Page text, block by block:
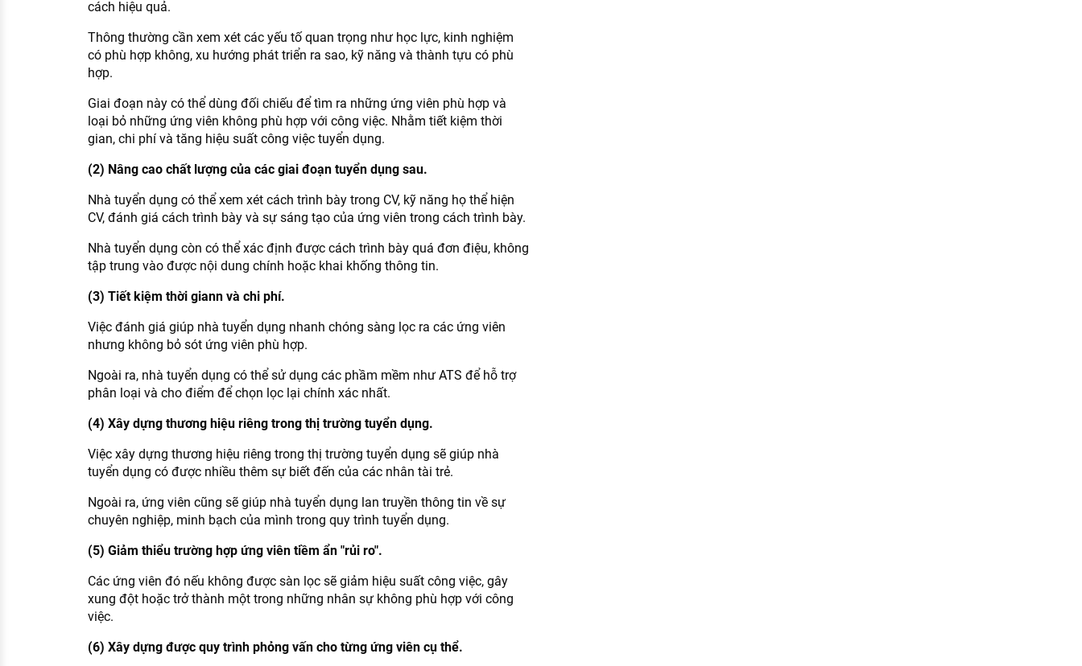
cách hiệu quả.
Thông thường cần xem xét các yếu tố quan trọng như học lực, kinh nghiệm
có phù hợp không, xu hướng phát triển ra sao, kỹ năng và thành tựu có phù
hợp.
Giai đoạn này có thể dùng đối chiếu để tìm ra những ứng viên phù hợp và
loại bỏ những ứng viên không phù hợp với công việc. Nhằm tiết kiệm thời
gian, chi phí và tăng hiệu suất công việc tuyển dụng.
(2) Nâng cao chất lượng của các giai đoạn tuyển dụng sau.
Nhà tuyển dụng có thể xem xét cách trình bày trong CV, kỹ năng họ thể hiện
CV, đánh giá cách trình bày và sự sáng tạo của ứng viên trong cách trình bày.
Nhà tuyển dụng còn có thể xác định được cách trình bày quá đơn điệu, không
tập trung vào được nội dung chính hoặc khai khống thông tin.
(3) Tiết kiệm thời giann và chi phí.
Việc đánh giá giúp nhà tuyển dụng nhanh chóng sàng lọc ra các ứng viên
nhưng không bỏ sót ứng viên phù hợp.
Ngoài ra, nhà tuyển dụng có thể sử dụng các phầm mềm như ATS để hỗ trợ
phân loại và cho điểm để chọn lọc lại chính xác nhất.
(4) Xây dựng thương hiệu riêng trong thị trường tuyển dụng.
Việc xây dựng thương hiệu riêng trong thị trường tuyển dụng sẽ giúp nhà
tuyển dụng có được nhiều thêm sự biết đến của các nhân tài trẻ.
Ngoài ra, ứng viên cũng sẽ giúp nhà tuyển dụng lan truyền thông tin về sự
chuyên nghiệp, minh bạch của mình trong quy trình tuyển dụng.
(5) Giảm thiểu trường hợp ứng viên tiềm ẩn "rủi ro".
Các ứng viên đó nếu không được sàn lọc sẽ giảm hiệu suất công việc, gây
xung đột hoặc trở thành một trong những nhân sự không phù hợp với công
việc.
(6) Xây dựng được quy trình phỏng vấn cho từng ứng viên cụ thể.